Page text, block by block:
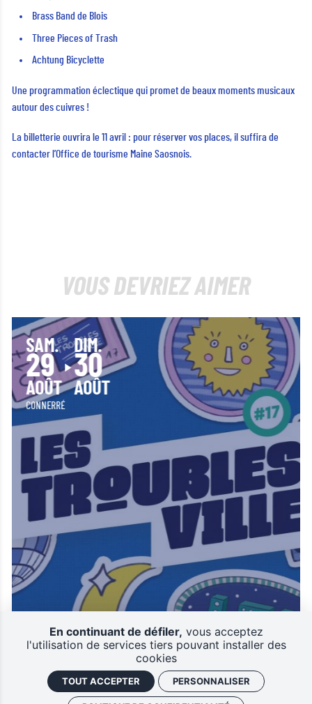
Brass Band de Blois
Three Pieces of Trash
Achtung Bicyclette
Une programmation éclectique qui promet de beaux moments musicaux
autour des cuivres !
La billetterie ouvrira le 11 avril : pour réserver vos places, il suffira de
contacter l’Office de tourisme Maine Saosnois.
VOUS DEVRIEZ AIMER
SAM.
29
AOÛT
DIM.
30
AOÛT
CONNERRÉ
Les Troubles Ville 2026
FESTIVALS EN SARTHE
En continuant de défiler, vous acceptez
l'utilisation de services tiers pouvant installer des
cookies
TOUT ACCEPTER PERSONNALISER